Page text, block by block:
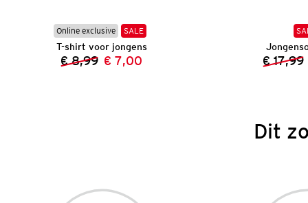
Online exclusive SALE
T-shirt voor jongens
Vorige prijs:
€ 8,99 Nieuwe prijs:
€ 7,00 € 17,99
Dit